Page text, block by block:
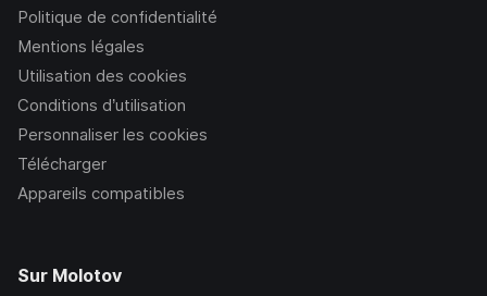
Politique de confidentialité
Mentions légales
Utilisation des cookies
Conditions d’utilisation
Personnaliser les cookies
Télécharger
Appareils compatibles
Sur Molotov